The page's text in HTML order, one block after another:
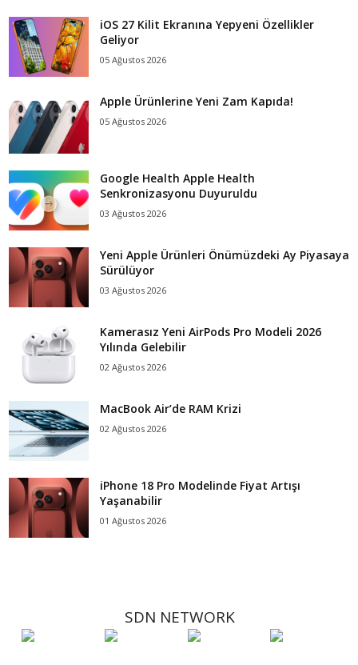
iOS 27 Kilit Ekranına Yepyeni Özellikler
Geliyor
05 Ağustos 2026
Apple Ürünlerine Yeni Zam Kapıda!
05 Ağustos 2026
Google Health Apple Health
Senkronizasyonu Duyuruldu
03 Ağustos 2026
Yeni Apple Ürünleri Önümüzdeki Ay Piyasaya
Sürülüyor
03 Ağustos 2026
Kamerasız Yeni AirPods Pro Modeli 2026
Yılında Gelebilir
02 Ağustos 2026
MacBook Air’de RAM Krizi
02 Ağustos 2026
iPhone 18 Pro Modelinde Fiyat Artışı
Yaşanabilir
01 Ağustos 2026
SDN NETWORK